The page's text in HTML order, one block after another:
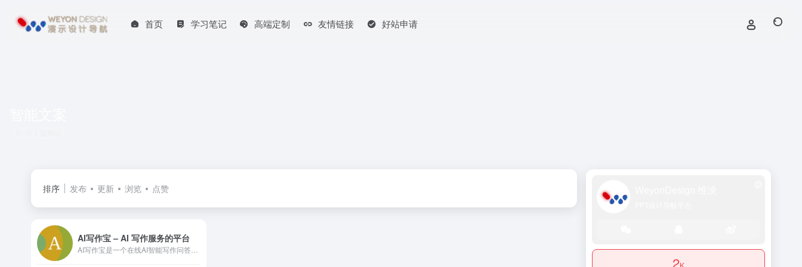
首页 学习笔记 高端定制 友情链接 好站申请
排序 发布 更新 浏览 点赞
AI写作宝 – AI 写作服务的平台
2K